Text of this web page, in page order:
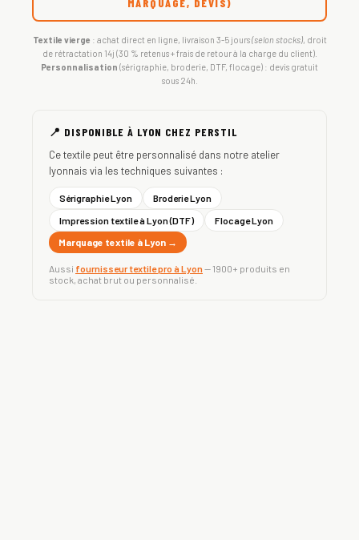
MARQUAGE, DEVIS)
Textile vierge : achat direct en ligne, livraison 3-5 jours(selon stocks), droit
de rétractation 14j (30 % retenus + frais de retour à la charge du client).
Personnalisation (sérigraphie, broderie, DTF, flocage) : devis gratuit
sous 24h.
📍 DISPONIBLE À LYON CHEZ PERSTIL
Ce textile peut être personnalisé dans notre atelier
lyonnais via les techniques suivantes :
Sérigraphie Lyon
Broderie Lyon
Impression textile à Lyon (DTF)
Flocage Lyon
Marquage textile à Lyon →
Aussi fournisseur textile pro à Lyon— 1900+ produits en
stock, achat brut ou personnalisé.